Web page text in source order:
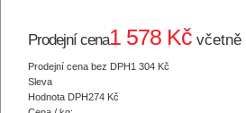
Prodejní cena1 578 Kč včetně
Prodejní cena bez DPH1 304 Kč
Sleva
Hodnota DPH274 Kč